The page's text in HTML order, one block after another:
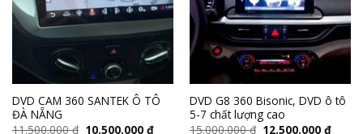
DVD CAM 360 SANTEK Ô TÔ
ĐÀ NẴNG
11.500.000₫ 10.500.000 ₫
DVD G8 360 Bisonic, DVD ô tô
5-7 chất lượng cao
15.000.000₫ 12.500.000 ₫